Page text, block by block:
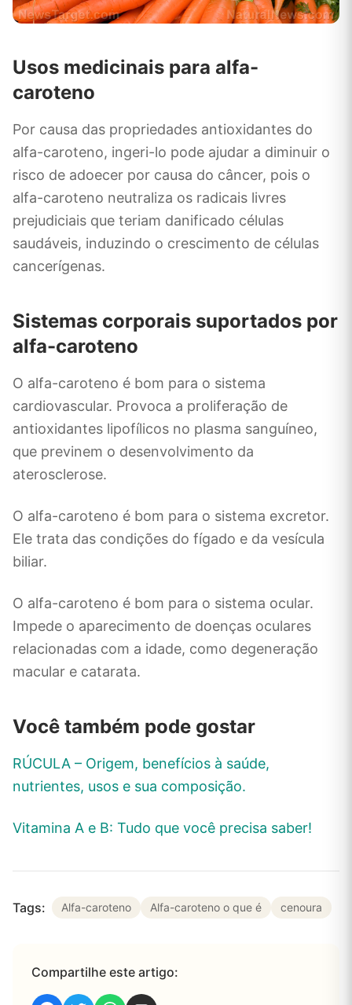
Usos medicinais para alfa-
caroteno
Por causa das propriedades antioxidantes do
alfa-caroteno, ingeri-lo pode ajudar a diminuir o
risco de adoecer por causa do câncer, pois o
alfa-caroteno neutraliza os radicais livres
prejudiciais que teriam danificado células
saudáveis, induzindo o crescimento de células
cancerígenas.
Sistemas corporais suportados por
alfa-caroteno
O alfa-caroteno é bom para o sistema
cardiovascular. Provoca a proliferação de
antioxidantes lipofílicos no plasma sanguíneo,
que previnem o desenvolvimento da
aterosclerose.
O alfa-caroteno é bom para o sistema excretor.
Ele trata das condições do fígado e da vesícula
biliar.
O alfa-caroteno é bom para o sistema ocular.
Impede o aparecimento de doenças oculares
relacionadas com a idade, como degeneração
macular e catarata.
Você também pode gostar
RÚCULA – Origem, benefícios à saúde,
nutrientes, usos e sua composição.
Vitamina A e B: Tudo que você precisa saber!
Tags: Alfa-caroteno Alfa-caroteno o que é cenoura
Compartilhe este artigo: